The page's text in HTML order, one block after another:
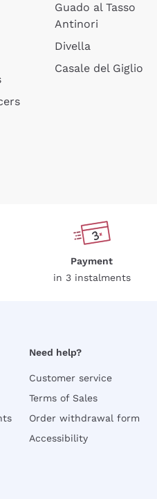
Guado al Tasso
Antinori
Divella
Casale del Giglio
Payment
in 3 instalments
Need help?
Customer service
Terms of Sales
Order withdrawal form
Accessibility